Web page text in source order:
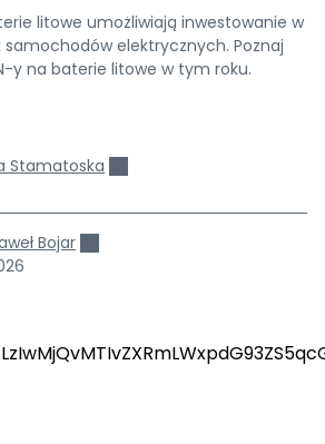
litowe umożliwiają inwestowanie w
samochodów elektrycznych. Poznaj
y na baterie litowe w tym roku.
Stamatoska
Bojar